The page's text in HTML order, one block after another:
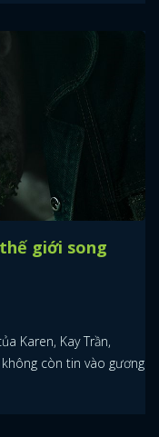
giới song
Karen, Kay Trần,
còn tin vào gương